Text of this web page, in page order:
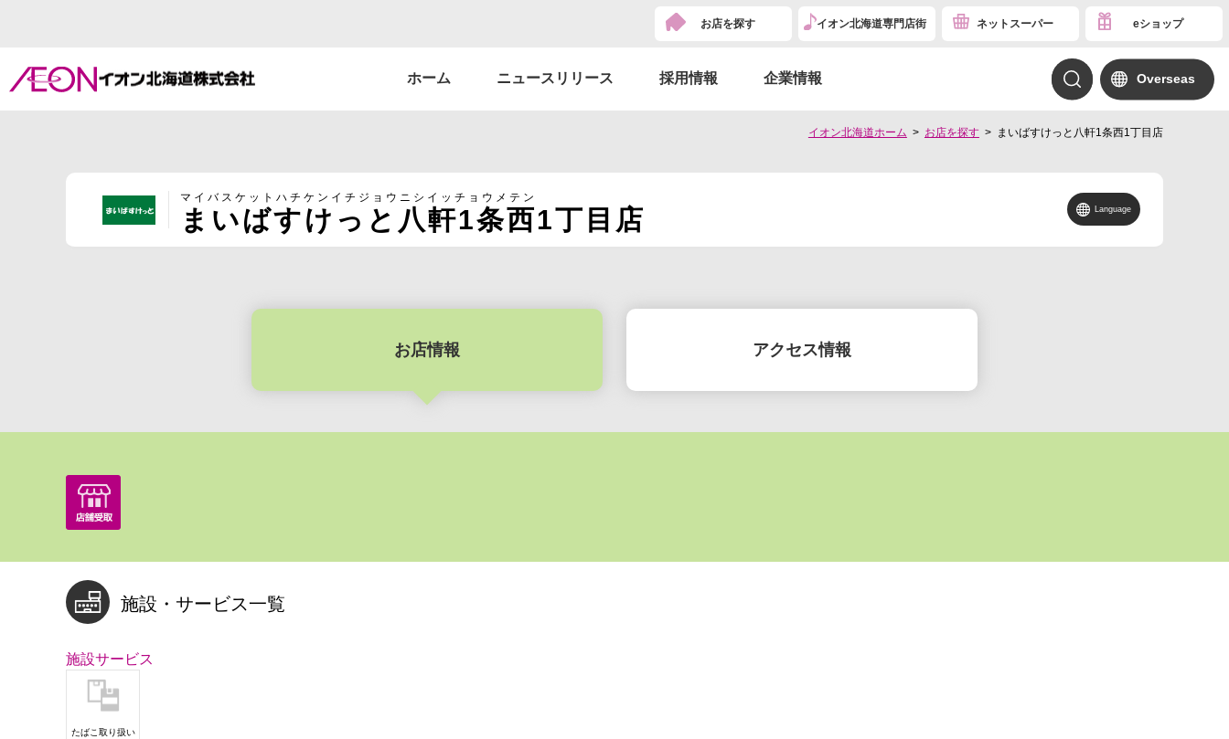
お店を探す イオン北海道専門店街 ネットスーパー eショップ
ホーム ニュースリリース 採用情報 企業情報 Overseas
イオン北海道ホーム お店を探す まいばすけっと八軒1条西1丁目店
マイバスケットハチケンイチジョウニシイッチョウメテン
まいばすけっと八軒1条西1丁目店 Language
お店情報 アクセス情報
施設・サービス一覧
施設サービス
たばこ取り扱い